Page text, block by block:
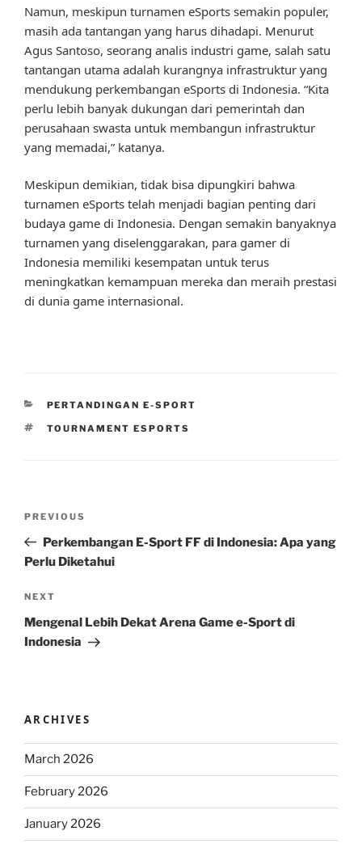
Namun, meskipun turnamen eSports semakin populer,
masih ada tantangan yang harus dihadapi. Menurut
Agus Santoso, seorang analis industri game, salah satu
tantangan utama adalah kurangnya infrastruktur yang
mendukung perkembangan eSports di Indonesia. “Kita
perlu lebih banyak dukungan dari pemerintah dan
perusahaan swasta untuk membangun infrastruktur
yang memadai,” katanya.
Meskipun demikian, tidak bisa dipungkiri bahwa
turnamen eSports telah menjadi bagian penting dari
budaya game di Indonesia. Dengan semakin banyaknya
turnamen yang diselenggarakan, para gamer di
Indonesia memiliki kesempatan untuk terus
meningkatkan kemampuan mereka dan meraih prestasi
di dunia game internasional.
CATEGORIES
PERTANDINGAN E-SPORT
TAGS
TOURNAMENT ESPORTS
Previous
Post
PREVIOUS
Perkembangan E-Sport FF di Indonesia: Apa yang
Perlu Diketahui
Next
Post
NEXT
Mengenal Lebih Dekat Arena Game e-Sport di
Indonesia
ARCHIVES
March 2026
February 2026
January 2026